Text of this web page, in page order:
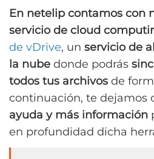
En netelip contamos con
servicio de cloud
de vDrive, un servicio de
la nube donde podrás
todos tus archivos de
continuación, te dejamos
ayuda y más información
en profundidad dicha